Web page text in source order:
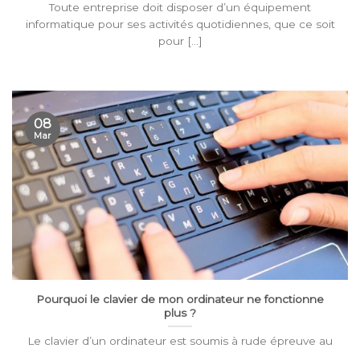
Toute entreprise doit disposer d’un équipement
informatique pour ses activités quotidiennes, que ce soit
pour [...]
Pourquoi le clavier de mon ordinateur ne fonctionne
plus ?
Le clavier d’un ordinateur est soumis à rude épreuve au
08
Mar